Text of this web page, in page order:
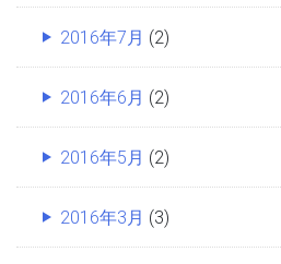
2016年7月 (2)
2016年6月 (2)
2016年5月 (2)
2016年3月 (3)